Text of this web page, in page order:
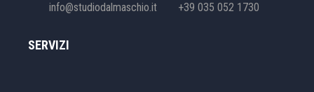
info@studiodalmaschio.it +39 035 052 1730
SERVIZI